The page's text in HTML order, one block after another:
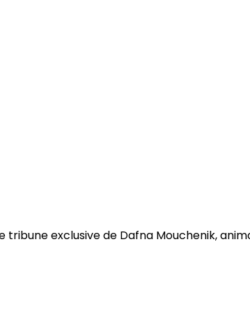
tribune exclusive de Dafna Mouchenik,